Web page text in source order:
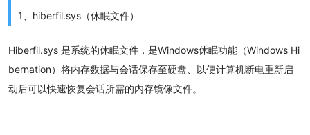
1、hiberfil.sys（休眠文件）
Hiberfil.sys 是系统的休眠文件，是Windows休眠功能（Windows Hi
bernation）将内存数据与会话保存至硬盘、以便计算机断电重新启
动后可以快速恢复会话所需的内存镜像文件。